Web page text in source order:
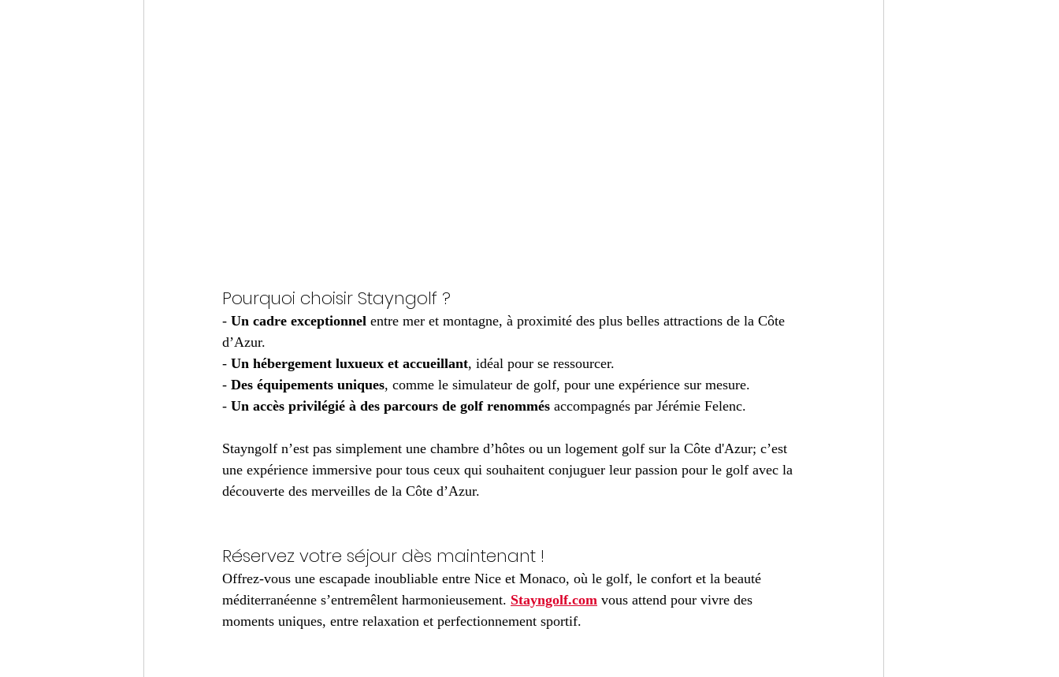
Pourquoi choisir Stayngolf ?
- Un cadre exceptionnel entre mer et montagne, à proximité des plus belles attractions de la Côte
d’Azur.
- Un hébergement luxueux et accueillant, idéal pour se ressourcer.
- Des équipements uniques, comme le simulateur de golf, pour une expérience sur mesure.
- Un accès privilégié à des parcours de golf renommés accompagnés par Jérémie Felenc.
Stayngolf n’est pas simplement une chambre d’hôtes ou un logement golf sur la Côte d'Azur; c’est
une expérience immersive pour tous ceux qui souhaitent conjuguer leur passion pour le golf avec la
découverte des merveilles de la Côte d’Azur.
Réservez votre séjour dès maintenant !
Offrez-vous une escapade inoubliable entre Nice et Monaco, où le golf, le confort et la beauté
méditerranéenne s’entremêlent harmonieusement. Stayngolf.com vous attend pour vivre des
moments uniques, entre relaxation et perfectionnement sportif.